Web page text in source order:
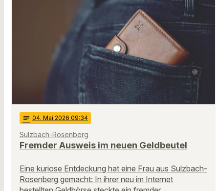
notes 04. Mai 2026 09:34
Sulzbach-Rosenberg
Fremder Ausweis im neuen Geldbeutel
Eine kuriose Entdeckung hat eine Frau aus Sulzbach-
Rosenberg gemacht: In ihrer neu im Internet